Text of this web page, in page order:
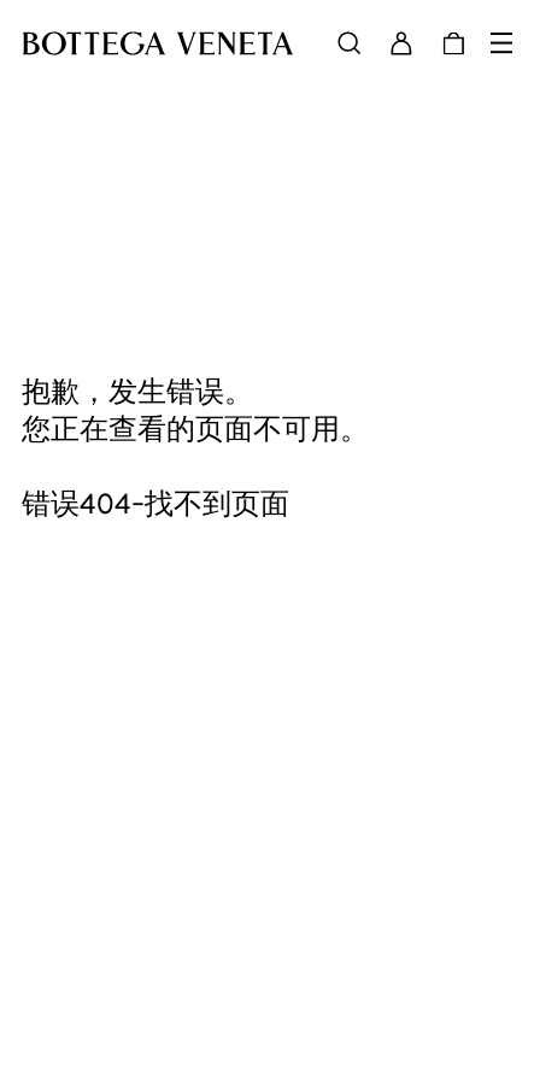
抱歉，发生错误。
您正在查看的页面不可用。
错误404-找不到页面